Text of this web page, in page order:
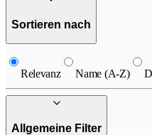
Sortieren nach
Relevanz Name (A-Z)
Allgemeine Filter